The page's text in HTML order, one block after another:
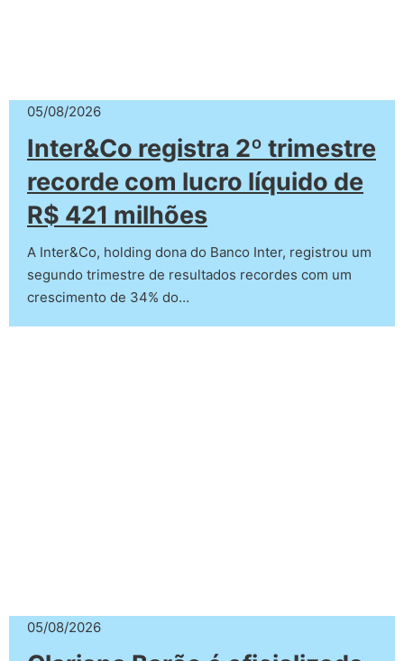
05/08/2026
Inter&Co registra 2º trimestre
recorde com lucro líquido de
R$ 421 milhões
A Inter&Co, holding dona do Banco Inter, registrou um
segundo trimestre de resultados recordes com um
crescimento de 34% do…
05/08/2026